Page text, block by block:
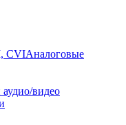
CVIАналоговые
аудио/видео